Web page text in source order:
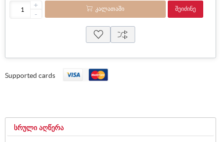
+
-
ᲙᲐᲚᲐᲗᲐᲨᲘ ᲨᲔᲘᲫᲘᲜᲔ
Supported cards
ᲡᲠᲣᲚᲘ ᲐᲦᲬᲔᲠᲐ